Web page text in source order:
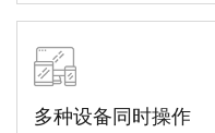
多种设备同时操作